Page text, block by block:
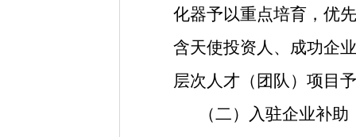
化器予以重点培育，优
含天使投资人、成功企
层次人才（团队）项目
（二）入驻企业补助